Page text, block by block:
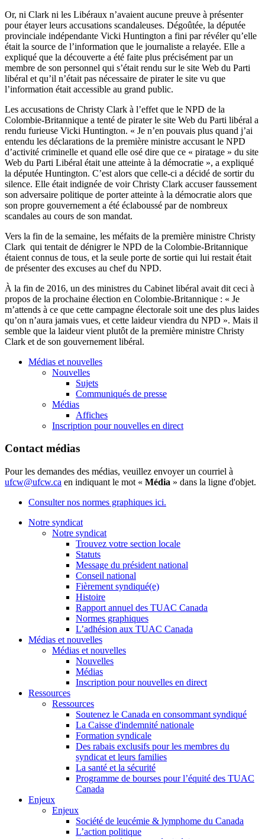
Or, ni Clark ni les Libéraux n’avaient aucune preuve à présenter
pour étayer leurs accusations scandaleuses. Dégoûtée, la députée
provinciale indépendante Vicki Huntington a fini par révéler qu’elle
était la source de l’information que le journaliste a relayée. Elle a
expliqué que la découverte a été faite plus précisément par un
membre de son personnel qui s’était rendu sur le site Web du Parti
libéral et qu’il n’était pas nécessaire de pirater le site vu que
l’information était accessible au grand public.
Les accusations de Christy Clark à l’effet que le NPD de la
Colombie-Britannique a tenté de pirater le site Web du Parti libéral a
rendu furieuse Vicki Huntington. « Je n’en pouvais plus quand j’ai
entendu les déclarations de la première ministre accusant le NPD
d’activité criminelle et quand elle osé dire que ce « piratage » du site
Web du Parti Libéral était une atteinte à la démocratie », a expliqué
la députée Huntington. C’est alors que celle-ci a décidé de sortir du
silence. Elle était indignée de voir Christy Clark accuser faussement
son adversaire politique de porter atteinte à la démocratie alors que
son propre gouvernement a été éclaboussé par de nombreux
scandales au cours de son mandat.
Vers la fin de la semaine, les méfaits de la première ministre Christy
Clark qui tentait de dénigrer le NPD de la Colombie-Britannique
étaient connus de tous, et la seule porte de sortie qui lui restait était
de présenter des excuses au chef du NPD.
À la fin de 2016, un des ministres du Cabinet libéral avait dit ceci à
propos de la prochaine élection en Colombie-Britannique : « Je
m’attends à ce que cette campagne électorale soit une des plus laides
qu’on n’aura jamais vues, et cette laideur viendra du NPD ». Mais il
semble que la laideur vient plutôt de la première ministre Christy
Clark et de son gouvernement libéral.
Médias et nouvelles
Nouvelles
Sujets
Communiqués de presse
Médias
Affiches
Inscription pour nouvelles en direct
Contact médias
Pour les demandes des médias, veuillez envoyer un courriel à
ufcw@ufcw.ca en indiquant le mot « Média » dans la ligne d'objet.
Consulter nos normes graphiques ici.
Notre syndicat
Notre syndicat
Trouvez votre section locale
Statuts
Message du président national
Conseil national
Fièrement syndiqué(e)
Histoire
Rapport annuel des TUAC Canada
Normes graphiques
L’adhésion aux TUAC Canada
Médias et nouvelles
Médias et nouvelles
Nouvelles
Médias
Inscription pour nouvelles en direct
Ressources
Ressources
Soutenez le Canada en consommant syndiqué
La Caisse d'indemnité nationale
Formation syndicale
Des rabais exclusifs pour les membres du
syndicat et leurs families
La santé et la sécurité
Programme de bourses pour l’équité des TUAC
Canada
Enjeux
Enjeux
Société de leucémie & lymphome du Canada
L’action politique